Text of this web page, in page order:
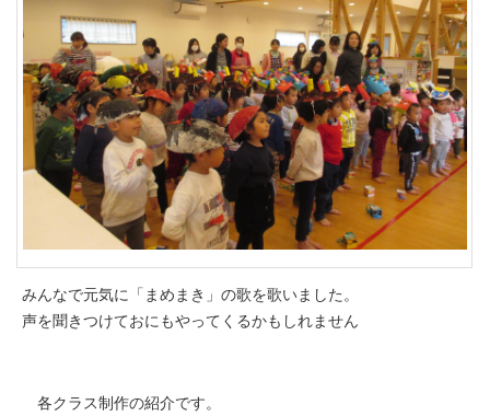
みんなで元気に「まめまき」の歌を歌いました。
声を聞きつけておにもやってくるかもしれません
各クラス制作の紹介です。